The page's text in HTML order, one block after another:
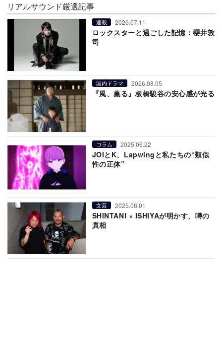
リアルサウンド厳選記事
連載 2026.07.11
ロックスターと過ごした記憶：櫻井敦
司
国内ドラマ 2026.08.05
『風、薫る』板橋駿谷の安心感が光る
コラム 2025.06.22
JOIとK、Lapwingと私たちの“類似
性の正体”
文芸 2025.08.01
SHINTANI × ISHIYAが明かす、噂の
真相